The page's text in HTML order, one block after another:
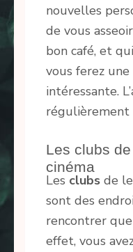
nouvelles
de vous
bon café, et
vous ferez
intéressante.
régulièrement
Les clubs
cinéma
Les clubs de
sont des
rencontrer
effet, vous